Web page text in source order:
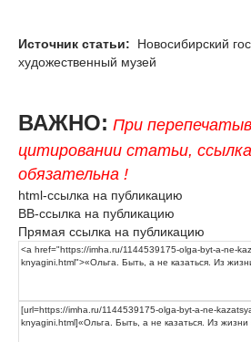
Источник статьи:
Новосибирский
художественный музей
ВАЖНО: При
цитировании статьи,
обязательна !
html-ссылка на публикацию
BB-ссылка на публикацию
Прямая ссылка на публикацию